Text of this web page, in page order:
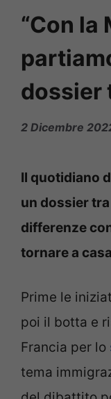
“Con la
dossier
2 Dicembre
Il quotidiano
un dossier
differenze
tornare a
Prime le
poi il botta e
Francia per lo
tema